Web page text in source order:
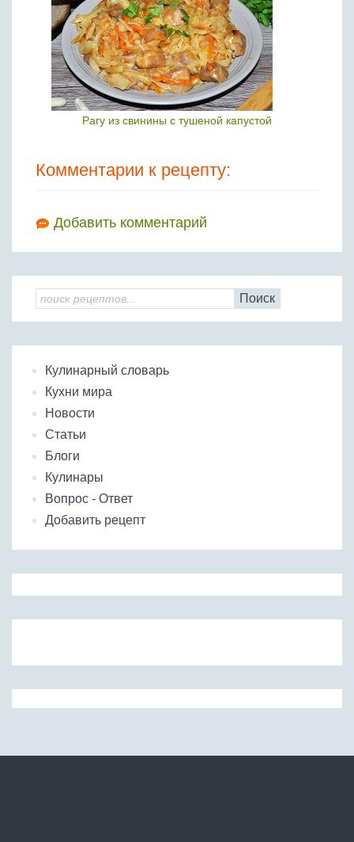
Рагу из свинины с тушеной капустой
Комментарии к рецепту:
Добавить комментарий
Поиск
Кулинарный словарь
Кухни мира
Новости
Статьи
Блоги
Кулинары
Вопрос - Ответ
Добавить рецепт